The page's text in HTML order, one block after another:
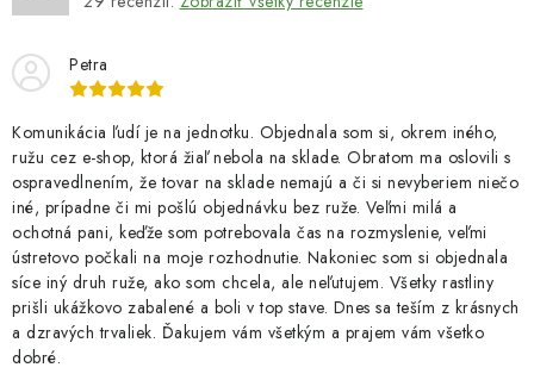
Petra
Komunikácia ľudí je na jednotku. Objednala som si, okrem iného,
ružu cez e-shop, ktorá žiaľ nebola na sklade. Obratom ma oslovili s
ospravedlnením, že tovar na sklade nemajú a či si nevyberiem niečo
iné, prípadne či mi pošlú objednávku bez ruže. Veľmi milá a
ochotná pani, keďže som potrebovala čas na rozmyslenie, veľmi
ústretovo počkali na moje rozhodnutie. Nakoniec som si objednala
síce iný druh ruže, ako som chcela, ale neľutujem. Všetky rastliny
prišli ukážkovo zabalené a boli v top stave. Dnes sa teším z krásnych
a dzravých trvaliek. Ďakujem vám všetkým a prajem vám všetko
dobré.